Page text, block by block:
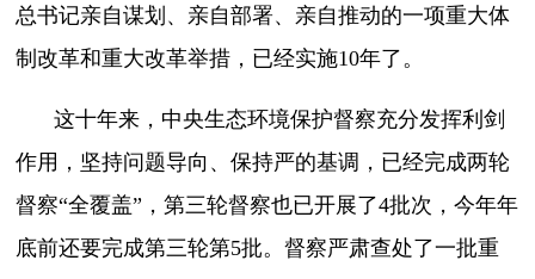
总书记亲自谋划、亲自部署、亲自推动的一项重大体
制改革和重大改革举措，已经实施10年了。
这十年来，中央生态环境保护督察充分发挥利剑
作用，坚持问题导向、保持严的基调，已经完成两轮
督察“全覆盖”，第三轮督察也已开展了4批次，今年年
底前还要完成第三轮第5批。督察严肃查处了一批重